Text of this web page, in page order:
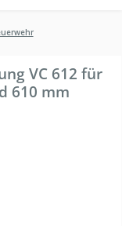
VC 612 für
610 mm